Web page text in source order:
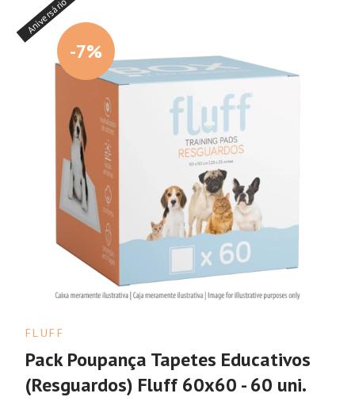
-7%
Aniversário
FLUFF
Pack Poupança Tapetes Educativos
(Resguardos) Fluff 60x60 - 60 uni.